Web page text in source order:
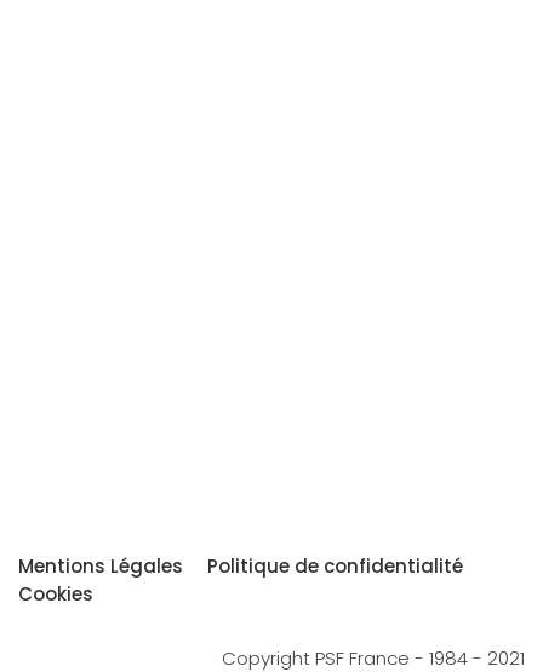
Mentions Légales
Politique de confidentialité
Cookies
Copyright PSF France - 1984 - 2021